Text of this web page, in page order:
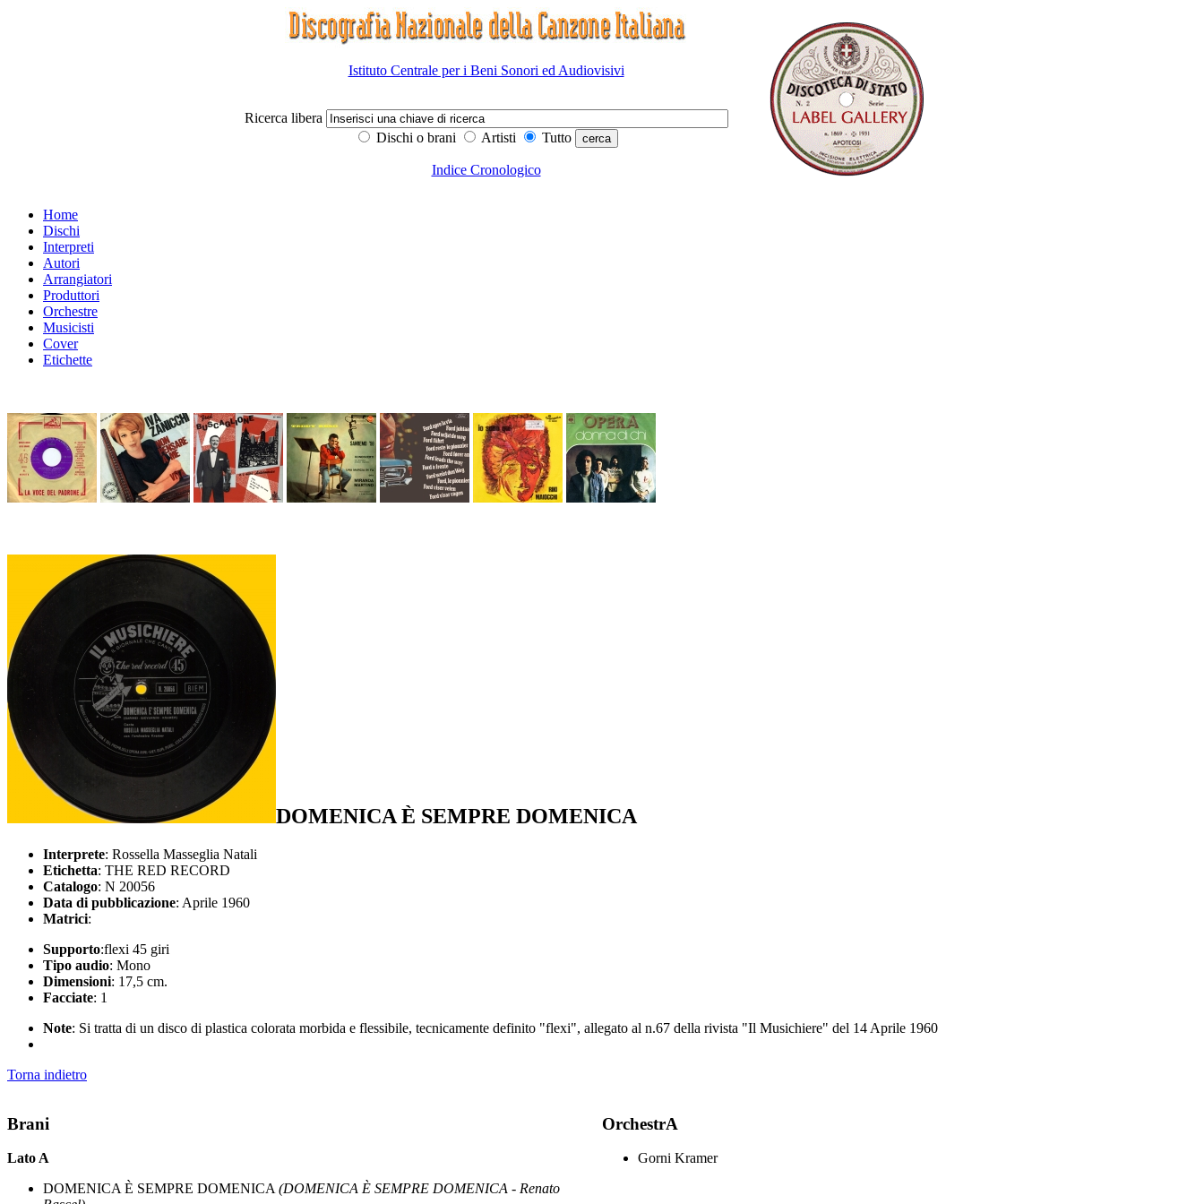
Istituto Centrale per i Beni Sonori ed Audiovisivi
Ricerca libera
Dischi o brani
Artisti Tutto
Indice Cronologico
Home
Dischi
Interpreti
Autori
Arrangiatori
Produttori
Orchestre
Musicisti
Cover
Etichette
DOMENICA È SEMPRE DOMENICA
Interprete: Rossella Masseglia Natali
Etichetta: THE RED RECORD
Catalogo: N 20056
Data di pubblicazione: Aprile 1960
Matrici:
Supporto:flexi 45 giri
Tipo audio: Mono
Dimensioni: 17,5 cm.
Facciate: 1
Note: Si tratta di un disco di plastica colorata morbida e flessibile, tecnicamente definito "flexi", allegato al n.67 della rivista "Il Musichiere" del 14 Aprile 1960
Torna indietro
Brani
Lato A
DOMENICA È SEMPRE DOMENICA (DOMENICA È SEMPRE DOMENICA - Renato
OrchestrA
Gorni Kramer